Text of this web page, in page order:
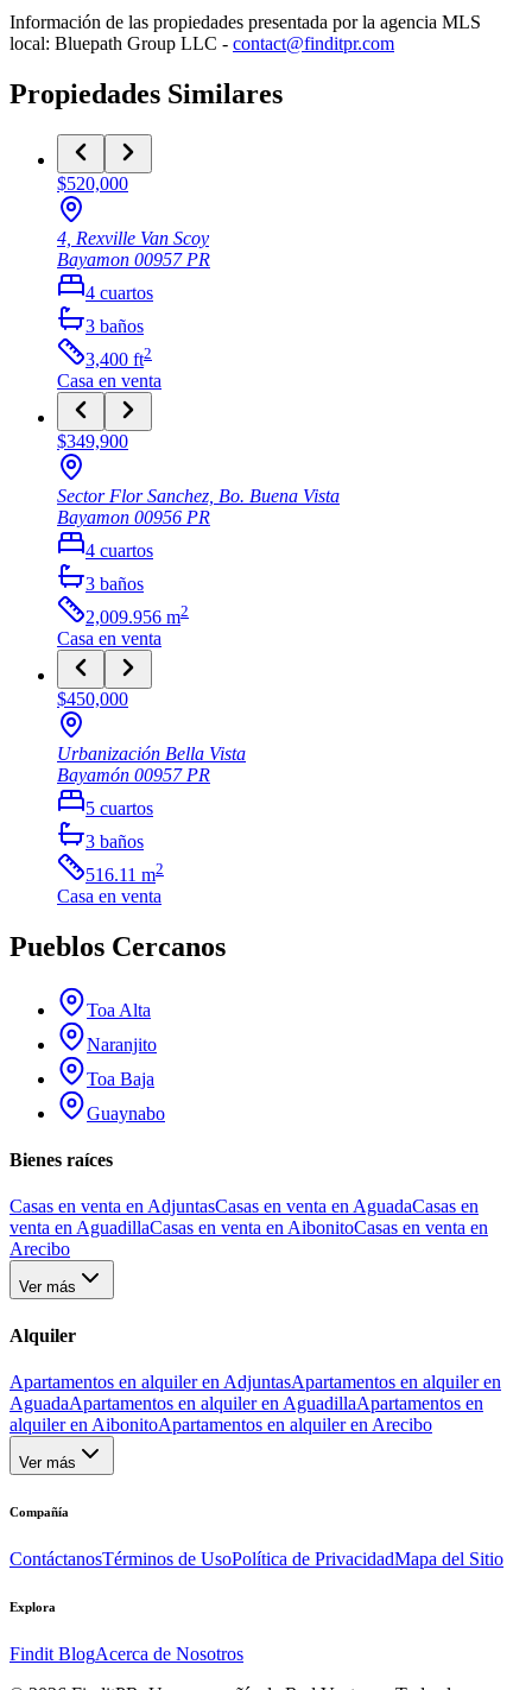
Información de las propiedades presentada por la agencia MLS
local: Bluepath Group LLC - contact@finditpr.com
Propiedades Similares
$520,000
4, Rexville Van Scoy
Bayamon 00957PR
4 cuartos
3 baños
3,400 ft2
Casa en venta
$349,900
Sector Flor Sanchez, Bo. Buena Vista
Bayamon 00956 PR
4 cuartos
3 baños
2,009.956 m2
Casa en venta
$450,000
Urbanización Bella Vista
Bayamón 00957PR
5 cuartos
3 baños
516.11 m2
Casa en venta
Pueblos Cercanos
Toa Alta
Naranjito
Toa Baja
Guaynabo
Bienes raíces
Casas en venta en AdjuntasCasas en venta en AguadaCasas en
venta en AguadillaCasas en venta en AibonitoCasas en venta en
Arecibo
Ver más
Alquiler
Apartamentos en alquiler en AdjuntasApartamentos en alquiler en
AguadaApartamentos en alquiler en AguadillaApartamentos en
alquiler en AibonitoApartamentos en alquiler en Arecibo
Ver más
Compañía
ContáctanosTérminos de UsoPolítica de PrivacidadMapa del Sitio
Explora
Findit BlogAcerca de Nosotros